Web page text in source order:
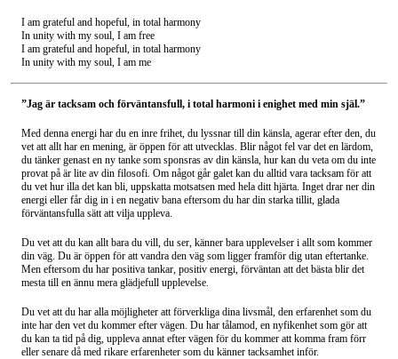
I am grateful and hopeful, in total harmony
In unity with my soul, I am free
I am grateful and hopeful, in total harmony
In unity with my soul, I am me
”Jag är tacksam och förväntansfull, i total harmoni i enighet med min själ.”
Med denna energi har du en inre frihet, du lyssnar till din känsla, agerar efter den, du
vet att allt har en mening, är öppen för att utvecklas. Blir något fel var det en lärdom,
du tänker genast en ny tanke som sponsras av din känsla, hur kan du veta om du inte
provat på är lite av din filosofi. Om något går galet kan du alltid vara tacksam för att
du vet hur illa det kan bli, uppskatta motsatsen med hela ditt hjärta. Inget drar ner din
energi eller får dig in i en negativ bana eftersom du har din starka tillit, glada
förväntansfulla sätt att vilja uppleva.
Du vet att du kan allt bara du vill, du ser, känner bara upplevelser i allt som kommer
din väg. Du är öppen för att vandra den väg som ligger framför dig utan eftertanke.
Men eftersom du har positiva tankar, positiv energi, förväntan att det bästa blir det
mesta till en ännu mera glädjefull upplevelse.
Du vet att du har alla möjligheter att förverkliga dina livsmål, den erfarenhet som du
inte har den vet du kommer efter vägen. Du har tålamod, en nyfikenhet som gör att
du kan ta tid på dig, uppleva annat efter vägen för du kommer att komma fram förr
eller senare då med rikare erfarenheter som du känner tacksamhet inför.